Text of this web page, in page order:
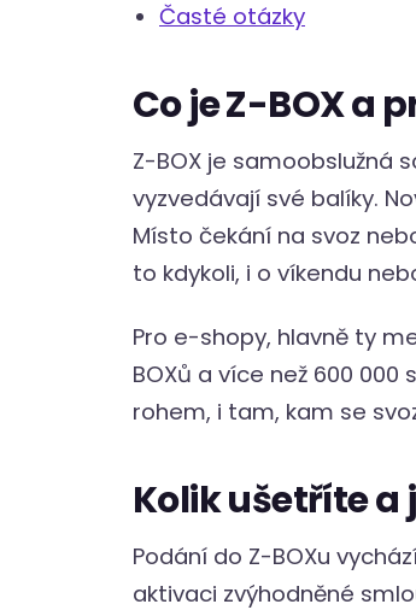
Časté otázky
Co je Z-BOX a
Z-BOX je samoobslužná
vyzvedávají své balíky.
Místo čekání na svoz
to kdykoli, i o víkendu
Pro e-shopy, hlavně ty
BOXů a více než 600
rohem, i tam, kam se
Kolik ušetříte
Podání do Z-BOXu
aktivaci zvýhodněné